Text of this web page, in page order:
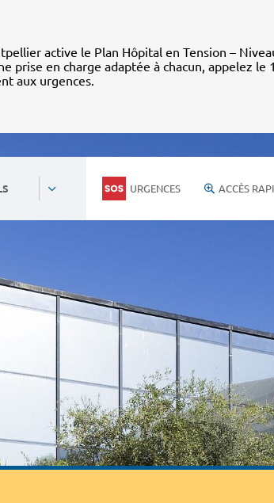
active le Plan Hôpital en Tension –
prise en charge adaptée à chacun, appelez le
aux urgences.
URGENCES ACCÈS